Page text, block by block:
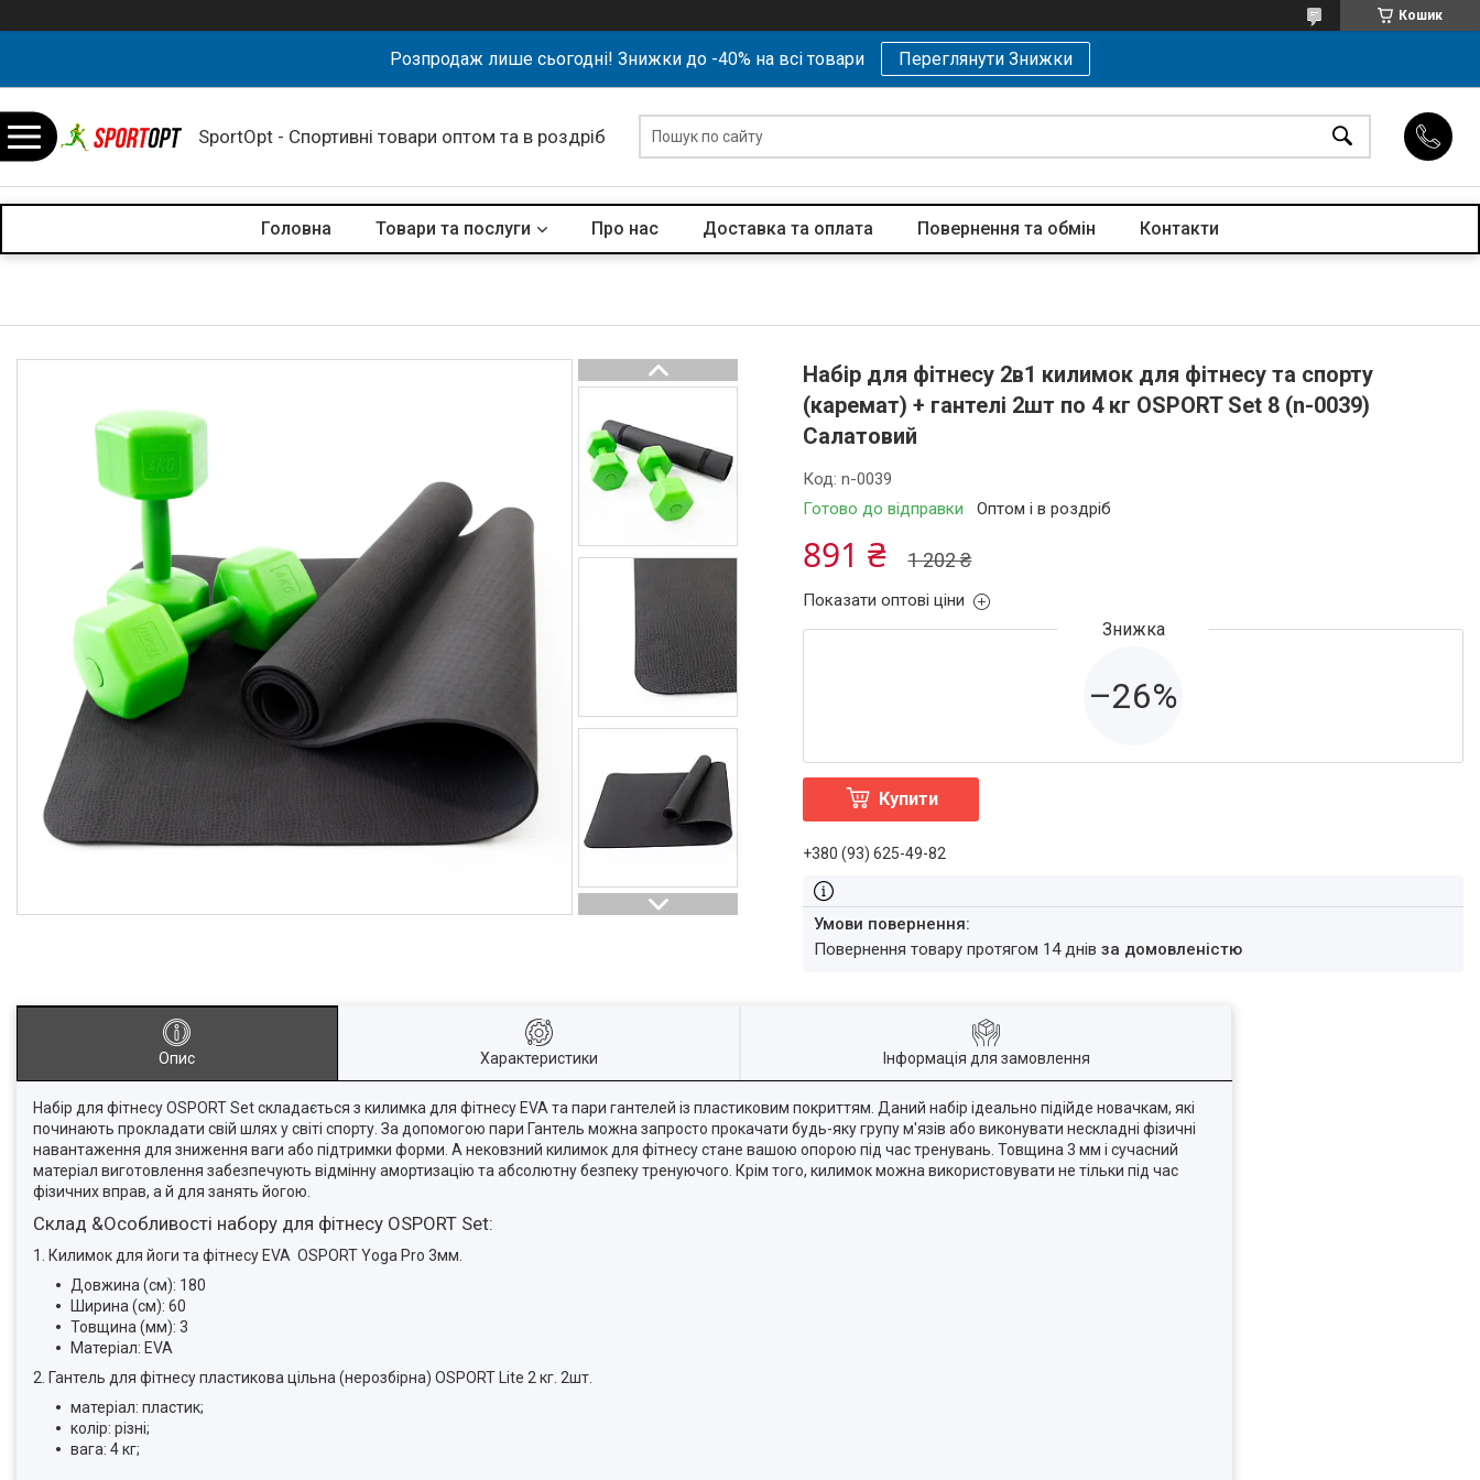
Кошик
Розпродаж лише сьогодні! Знижки до -40% на всі товари Переглянути Знижки
SportOpt - Спортивні товари оптом та в роздріб
Головна Товари та послуги Про нас Доставка та оплата Повернення та обмін Контакти
Набір для фітнесу 2в1 килимок для фітнесу та спорту
(каремат) + гантелі 2шт по 4 кг OSPORT Set 8 (n-0039)
Салатовий
Готово до відправки Оптом і в роздріб
Код:n-0039
1 202 ₴
891 ₴
Показати оптові ціни
–26%
Купити
+380 (93) 625-49-82
повернення товару протягом 14 днівза домовленістю
Опис Характеристики Інформація для замовлення
Набір для фітнесу OSPORT Set складається з килимка для фітнесу EVA та пари гантелей із пластиковим покриттям. Даний набір ідеально підійде новачкам, які
починають прокладати свій шлях у світі спорту. За допомогою пари Гантель можна запросто прокачати будь-яку групу м'язів або виконувати нескладні фізичні
навантаження для зниження ваги або підтримки форми. А нековзний килимок для фітнесу стане вашою опорою під час тренувань. Товщина 3 мм і сучасний
матеріал виготовлення забезпечують відмінну амортизацію та абсолютну безпеку тренуючого. Крім того, килимок можна використовувати не тільки під час
фізичних вправ, а й для занять йогою.
Склад &Особливості набору для фітнесу OSPORT Set:
1. Килимок для йоги та фітнесу EVA OSPORT Yoga Pro 3мм.
Довжина (см): 180
Ширина (см): 60
Товщина (мм): 3
Матеріал: EVA
2. Гантель для фітнесу пластикова цільна (нерозбірна) OSPORT Lite 2 кг. 2шт.
матеріал: пластик;
колір: різні;
вага: 4 кг;